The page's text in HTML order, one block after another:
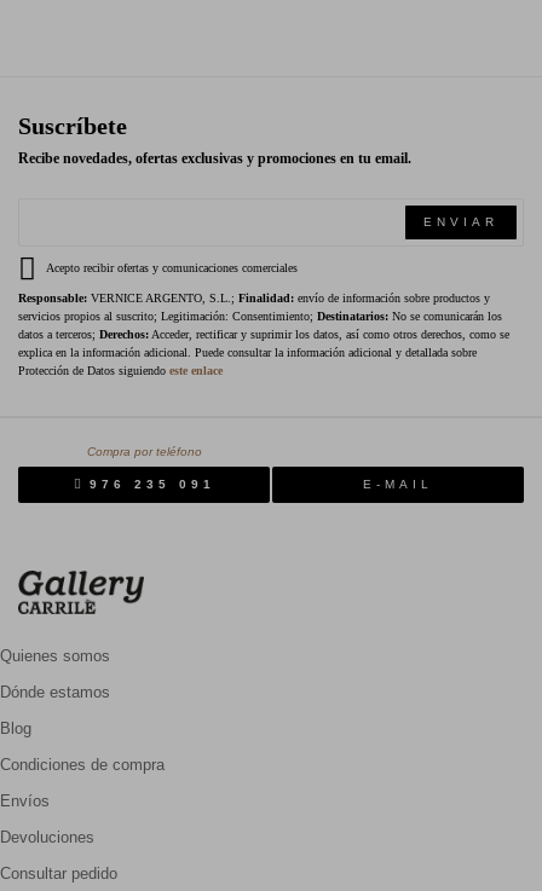
Suscríbete
Recibe novedades, ofertas exclusivas y promociones en tu email.
ENVIAR
Acepto recibir ofertas y comunicaciones comerciales
Responsable: VERNICE ARGENTO, S.L.; Finalidad: envío de información sobre productos y
servicios propios al suscrito; Legitimación: Consentimiento; Destinatarios: No se comunicarán los
datos a terceros; Derechos: Acceder, rectificar y suprimir los datos, así como otros derechos, como se
explica en la información adicional. Puede consultar la información adicional y detallada sobre
Protección de Datos siguiendo este enlace
Compra por teléfono
976 235 091 E-MAIL
Quienes somos
Dónde estamos
Blog
Condiciones de compra
Envíos
Devoluciones
Consultar pedido